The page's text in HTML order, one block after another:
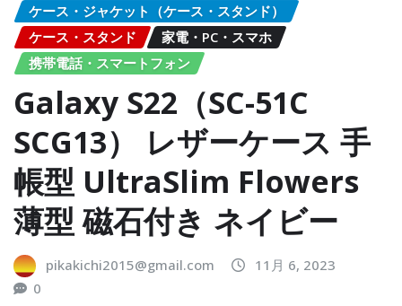
ケース・ジャケット（ケース・スタンド）
ケース・スタンド
家電・PC・スマホ
携帯電話・スマートフォン
Galaxy S22（SC-51C
SCG13） レザーケース 手
帳型 UltraSlim Flowers
薄型 磁石付き ネイビー
pikakichi2015@gmail.com
11月 6, 2023
0